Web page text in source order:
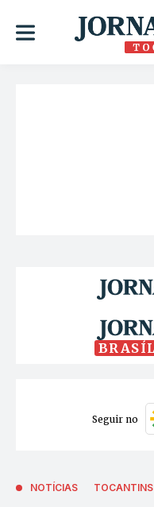
Seguir no
NOTÍCIAS TOCANTINS